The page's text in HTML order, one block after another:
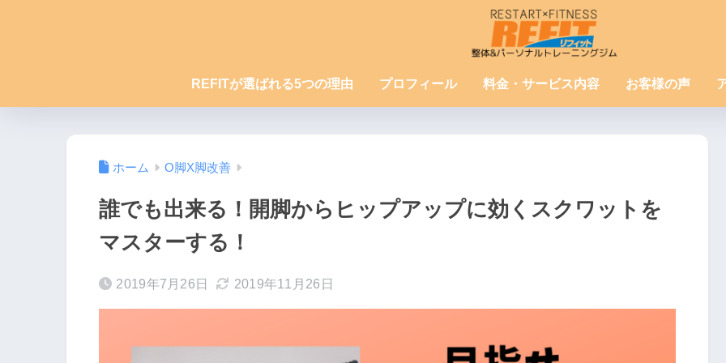
REFITが選ばれる5つの理由 プロフィール 料金・サービス内容 お客様の声
ホーム O脚X脚改善
誰でも出来る！開脚からヒップアップに効くスクワットを
マスターする！
2019年7月26日 2019年11月26日